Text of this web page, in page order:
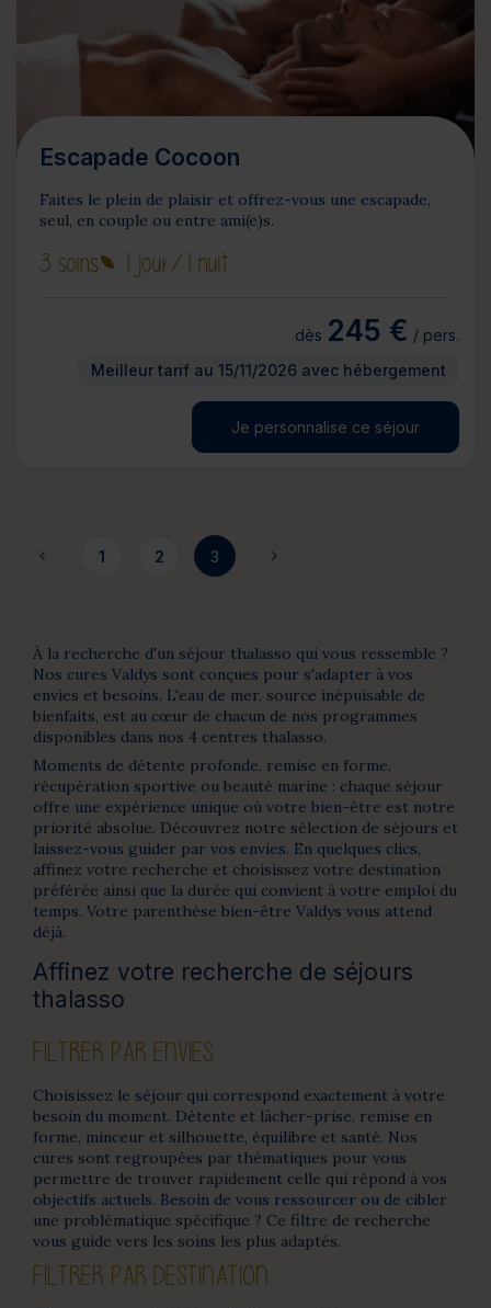
Escapade Cocoon
Faites le plein de plaisir et offrez-vous une escapade,
seul, en couple ou entre ami(e)s.
3 soins 1 jour/1 nuit
dès 245 € / pers.
Meilleur tarif au 15/11/2026 avec hébergement
Je personnalise ce séjour
1 2 3
À la recherche d'un séjour thalasso qui vous ressemble ?
Nos cures Valdys sont conçues pour s'adapter à vos
envies et besoins. L'eau de mer, source inépuisable de
bienfaits, est au cœur de chacun de nos programmes
disponibles dans nos 4 centres thalasso.
Moments de détente profonde, remise en forme,
récupération sportive ou beauté marine : chaque séjour
offre une expérience unique où votre bien-être est notre
priorité absolue. Découvrez notre sélection de séjours et
laissez-vous guider par vos envies. En quelques clics,
affinez votre recherche et choisissez votre destination
préférée ainsi que la durée qui convient à votre emploi du
temps. Votre parenthèse bien-être Valdys vous attend
déjà.
Affinez votre recherche de séjours
thalasso
FILTRER PAR ENVIES
Choisissez le séjour qui correspond exactement à votre
besoin du moment. Détente et lâcher-prise, remise en
forme, minceur et silhouette, équilibre et santé. Nos
cures sont regroupées par thématiques pour vous
permettre de trouver rapidement celle qui répond à vos
objectifs actuels. Besoin de vous ressourcer ou de cibler
une problématique spécifique ? Ce filtre de recherche
vous guide vers les soins les plus adaptés.
FILTRER PAR DESTINATION